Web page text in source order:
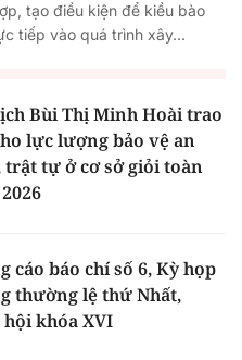
tạo điều kiện để kiều bào
tiếp vào quá trình xây...
Bùi Thị Minh Hoài trao
lực lượng bảo vệ an
tự ở cơ sở giỏi toàn
cáo báo chí số 6, Kỳ họp
thường lệ thứ Nhất,
hội khóa XVI